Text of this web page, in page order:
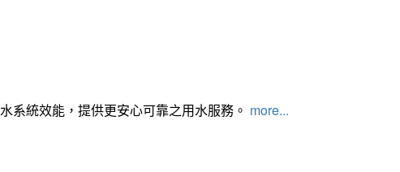
系統效能，提供更安心可靠之用水服務。 more...